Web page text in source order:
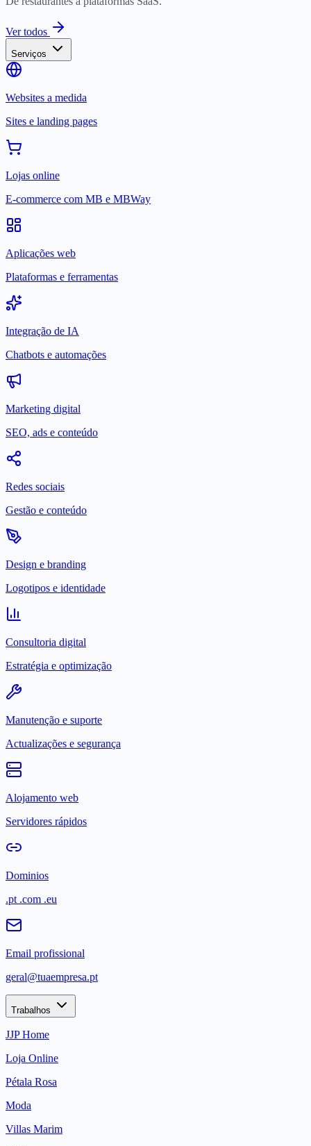
Ver todos
Serviços
Websites a medida
Sites e landing pages
Lojas online
E-commerce com MB e MBWay
Aplicações web
Plataformas e ferramentas
Integração de IA
Chatbots e automações
Marketing digital
SEO, ads e conteúdo
Redes sociais
Gestão e conteúdo
Design e branding
Logotipos e identidade
Consultoria digital
Estratégia e optimização
Manutenção e suporte
Actualizações e segurança
Alojamento web
Servidores rápidos
Dominios
.pt .com .eu
Email profissional
geral@tuaempresa.pt
Trabalhos
JJP Home
Loja Online
Pétala Rosa
Moda
Villas Marim